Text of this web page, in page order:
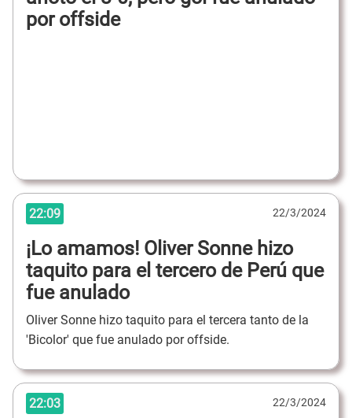
por offside
22:09 22/3/2024
¡Lo amamos! Oliver Sonne hizo
taquito para el tercero de Perú que
fue anulado
Oliver Sonne hizo taquito para el tercera tanto de la
'Bicolor' que fue anulado por offside.
22:03 22/3/2024